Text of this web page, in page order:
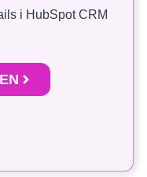
i HubSpot CRM